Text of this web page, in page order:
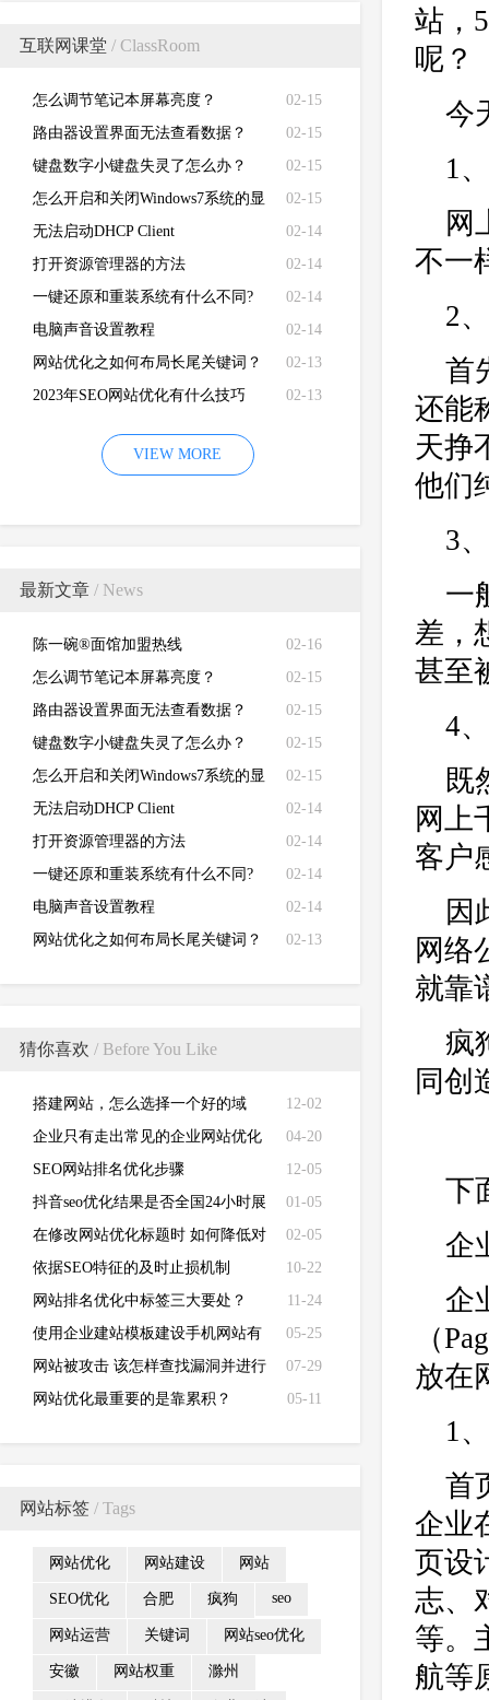
互联网课堂 / ClassRoom
02-15
怎么调节笔记本屏幕亮度？
02-15
路由器设置界面无法查看数据？
02-15
键盘数字小键盘失灵了怎么办？
02-15
怎么开启和关闭Windows7系统的显
卡硬件加速功能
02-14
无法启动DHCP Client
02-14
打开资源管理器的方法
02-14
一键还原和重装系统有什么不同?
02-14
电脑声音设置教程
02-13
网站优化之如何布局长尾关键词？
02-13
2023年SEO网站优化有什么技巧
VIEW MORE
最新文章 / News
02-16
陈一碗®面馆加盟热线
02-15
怎么调节笔记本屏幕亮度？
02-15
路由器设置界面无法查看数据？
02-15
键盘数字小键盘失灵了怎么办？
02-15
怎么开启和关闭Windows7系统的显
卡硬件加速功能
02-14
无法启动DHCP Client
02-14
打开资源管理器的方法
02-14
一键还原和重装系统有什么不同?
02-14
电脑声音设置教程
02-13
网站优化之如何布局长尾关键词？
猜你喜欢 / Before You Like
12-02
搭建网站，怎么选择一个好的域
名？
04-20
企业只有走出常见的企业网站优化
误区才是正道?
12-05
SEO网站排名优化步骤
01-05
抖音seo优化结果是否全国24小时展
现？
02-05
在修改网站优化标题时 如何降低对
网站的影响？
10-22
依据SEO特征的及时止损机制
11-24
网站排名优化中标签三大要处？
05-25
使用企业建站模板建设手机网站有
哪些注意事项？
07-29
网站被攻击 该怎样查找漏洞并进行
修复
05-11
网站优化最重要的是靠累积？
网站标签 / Tags
网站优化 网站建设 网站
SEO优化 合肥 疯狗 seo
网站运营 关键词 网站seo优化
安徽 网站权重 滁州
站，
呢？
今
1
网
不一
2
首
还能
天挣
他们
3
一
差，
甚至
4
既
网上
客户
因
网络
就靠
疯
同创
下
企
企
（
放在
1
首
企业
页设
志、
等。
航等